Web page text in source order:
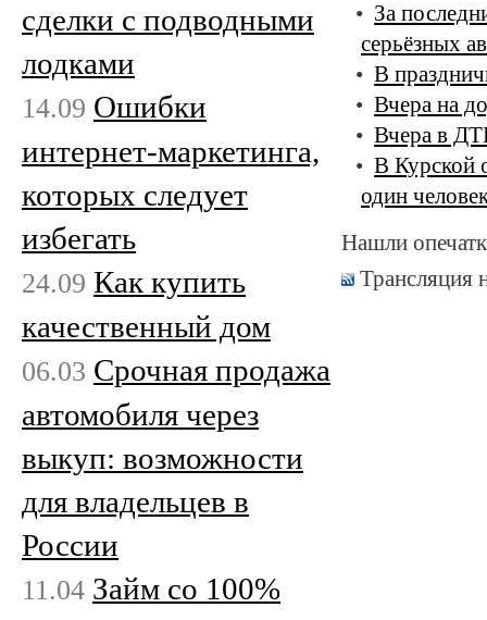
За
серьёзных
В
Вчера на
Вчера в
В Курской
один
Нашли
Трансляция
сделки с подводными
лодками
14.09 Ошибки
интернет-маркетинга,
которых следует
избегать
24.09 Как купить
качественный дом
06.03 Срочная продажа
автомобиля через
выкуп: возможности
для владельцев в
России
11.04 Займ со 100%